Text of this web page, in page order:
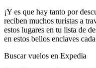
¡Y es que hay tanto por
reciben muchos turistas a
estos lugares en tu lista de
en estos bellos enclaves
Buscar vuelos en Expedia